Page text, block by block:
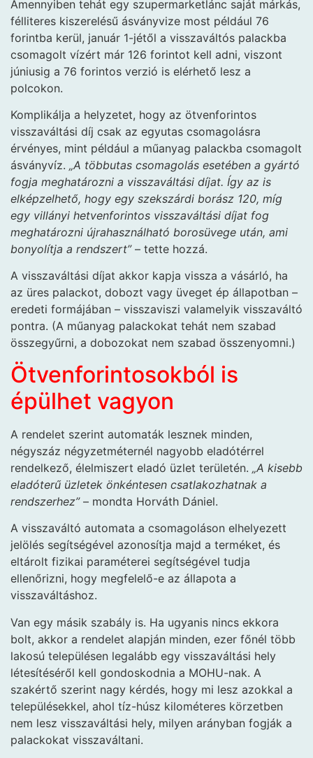
Amennyiben tehát egy szupermarketlánc saját márkás,
félliteres kiszerelésű ásványvize most például 76
forintba kerül, január 1-jétől a visszaváltós palackba
csomagolt vízért már 126 forintot kell adni, viszont
júniusig a 76 forintos verzió is elérhető lesz a
polcokon.
Komplikálja a helyzetet, hogy az ötvenforintos
visszaváltási díj csak az egyutas csomagolásra
érvényes, mint például a műanyag palackba csomagolt
ásványvíz. „A többutas csomagolás esetében a gyártó
fogja meghatározni a visszaváltási díjat. Így az is
elképzelhető, hogy egy szekszárdi borász 120, míg
egy villányi hetvenforintos visszaváltási díjat fog
meghatározni újrahasználható borosüvege után, ami
bonyolítja a rendszert”– tette hozzá.
A visszaváltási díjat akkor kapja vissza a vásárló, ha
az üres palackot, dobozt vagy üveget ép állapotban –
eredeti formájában – visszaviszi valamelyik visszaváltó
pontra. (A műanyag palackokat tehát nem szabad
összegyűrni, a dobozokat nem szabad összenyomni.)
Ötvenforintosokból is
épülhet vagyon
A rendelet szerint automaták lesznek minden,
négyszáz négyzetméternél nagyobb eladótérrel
rendelkező, élelmiszert eladó üzlet területén. „A kisebb
eladóterű üzletek önkéntesen csatlakozhatnak a
rendszerhez”– mondta Horváth Dániel.
A visszaváltó automata a csomagoláson elhelyezett
jelölés segítségével azonosítja majd a terméket, és
eltárolt fizikai paraméterei segítségével tudja
ellenőrizni, hogy megfelelő-e az állapota a
visszaváltáshoz.
Van egy másik szabály is. Ha ugyanis nincs ekkora
bolt, akkor a rendelet alapján minden, ezer főnél több
lakosú településen legalább egy visszaváltási hely
létesítéséről kell gondoskodnia a MOHU-nak. A
szakértő szerint nagy kérdés, hogy mi lesz azokkal a
településekkel, ahol tíz-húsz kilométeres körzetben
nem lesz visszaváltási hely, milyen arányban fogják a
palackokat visszaváltani.